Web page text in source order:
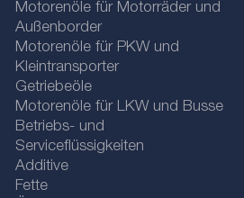
Motorenöle für Motorräder und
Außenborder
Motorenöle für PKW und
Kleintransporter
Getriebeöle
Motorenöle für LKW und Busse
Betriebs- und
Serviceflüssigkeiten
Additive
Fette